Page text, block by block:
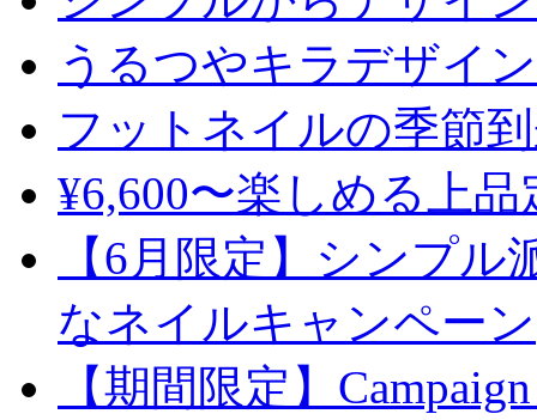
うるつやキラデザイン
フットネイルの季節
¥6,600〜楽しめる上
【6月限定】シンプ
なネイルキャンペーン
【期間限定】